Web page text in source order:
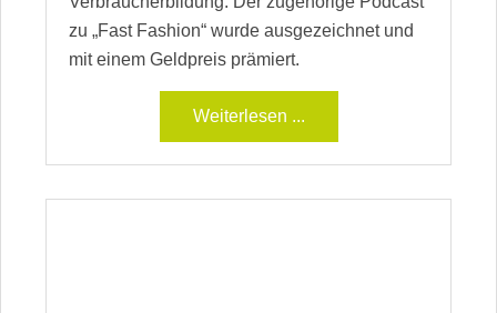
zu „Fast Fashion“ wurde ausgezeichnet und
mit einem Geldpreis prämiert.
Weiterlesen ...